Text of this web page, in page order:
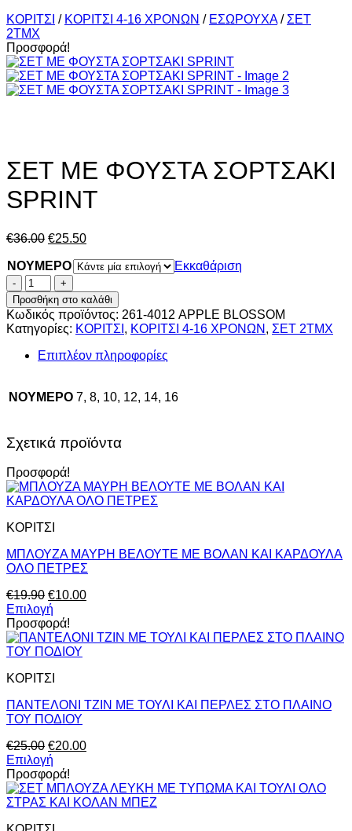
ΚΟΡΙΤΣΙ / ΚΟΡΙΤΣΙ 4-16 ΧΡΟΝΩΝ / ΕΣΩΡΟΥΧΑ / ΣΕΤ
2ΤΜΧ
Προσφορά!
ΣΕΤ ΜΕ ΦΟΥΣΤΑ ΣΟΡΤΣΑΚΙ
SPRINT
€36.00 Original
was:
€36.00.
€25.50Η
τιμή
€25.50.
NOYMEPO
Εκκαθάριση
ΣΕΤ
ΜΕ
ΦΟΥΣΤΑ
ΣΟΡΤΣΑΚΙ
SPRINT
ποσότητα
Προσθήκη στο καλάθι
Κωδικός προϊόντος: 261-4012 APPLE BLOSSOM
Κατηγορίες: ΚΟΡΙΤΣΙ , ΚΟΡΙΤΣΙ 4-16 ΧΡΟΝΩΝ , ΣΕΤ 2ΤΜΧ
Επιπλέον πληροφορίες
NOYMEPO 7, 8, 10, 12, 14, 16
Σχετικά προϊόντα
Προσφορά!
ΚΟΡΙΤΣΙ
ΜΠΛΟΥΖΑ ΜΑΥΡΗ ΒΕΛΟΥΤΕ ΜΕ ΒΟΛΑΝ ΚΑΙ ΚΑΡΔΟΥΛΑ
ΟΛΟ ΠΕΤΡΕΣ
€19.90 Original
price
was:
€19.90.
€10.00Η
είναι:
Επιλογή
Αυτό
το
προϊόν
πολλαπλές
Οι
επιλογές
να
επιλεγούν
στη
σελίδα
του
Προσφορά!
ΚΟΡΙΤΣΙ
ΠΑΝΤΕΛΟΝΙ ΤΖΙΝ ΜΕ ΤΟΥΛΙ ΚΑΙ ΠΕΡΛΕΣ ΣΤΟ ΠΛΑΙΝΟ
ΤΟΥ ΠΟΔΙΟΥ
€25.00 Original
price
was:
€25.00.
€20.00Η
είναι:
€20.00.
Επιλογή
Αυτό
το
προϊόν
Προσφορά!